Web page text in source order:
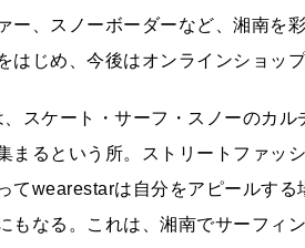
ー、スノーボーダーなど、湘南を
はじめ、今後はオンラインショッ
、スケート・サーフ・スノーのカ
まるという所。ストリートファッ
てwearestarは自分をアピールす
もなる。これは、湘南でサーフィ